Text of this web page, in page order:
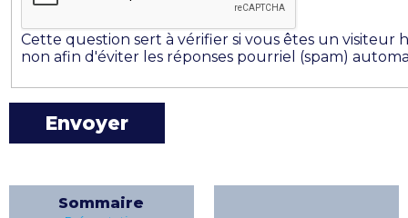
Sommaire
Cette question sert à vérifier si vous êtes un visiteur
non afin d'éviter les réponses pourriel (spam)